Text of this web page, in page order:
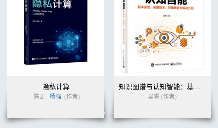
隐私计算
陈凯 杨强 (作者)
知识图谱与认知智能：基本原理、关键技术、应用场景与解决方案
吴睿 (作者)